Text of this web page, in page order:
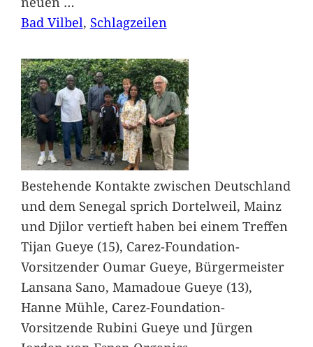
Bad Vilbel, Schlagzeilen
Bestehende Kontakte zwischen Deutschland
und dem Senegal sprich Dortelweil, Mainz
und Djilor vertieft haben bei einem Treffen
Tijan Gueye (15), Carez-Foundation-
Vorsitzender Oumar Gueye, Bürgermeister
Lansana Sano, Mamadoue Gueye (13),
Hanne Mühle, Carez-Foundation-
Vorsitzende Rubini Gueye und Jürgen